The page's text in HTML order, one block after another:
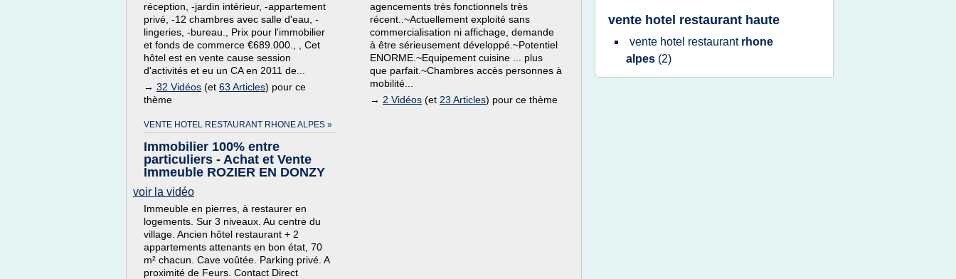
réception, -jardin intérieur, -appartement
privé, -12 chambres avec salle d'eau, -
lingeries, -bureau., Prix pour l'immobilier
et fonds de commerce €689.000., , Cet
hôtel est en vente cause session
d'activités et eu un CA en 2011 de...
→ 32 Vidéos (et 63 Articles) pour ce
thème
agencements très fonctionnels très
récent..~Actuellement exploité sans
commercialisation ni affichage, demande
à être sérieusement développé.~Potentiel
ENORME.~Equipement cuisine ... plus
que parfait.~Chambres accès personnes à
mobilité...
→ 2 Vidéos (et 23 Articles) pour ce thème
VENTE HOTEL RESTAURANT RHONE ALPES »
Immobilier 100% entre
particuliers - Achat et Vente
Immeuble ROZIER EN DONZY
voir la vidéo
Immeuble en pierres, à restaurer en
logements. Sur 3 niveaux. Au centre du
village. Ancien hôtel restaurant + 2
appartements attenants en bon état, 70
m² chacun. Cave voûtée. Parking privé. A
proximité de Feurs. Contact Direct
vente hotel restaurant haute
vente hotel restaurant rhone
alpes (2)